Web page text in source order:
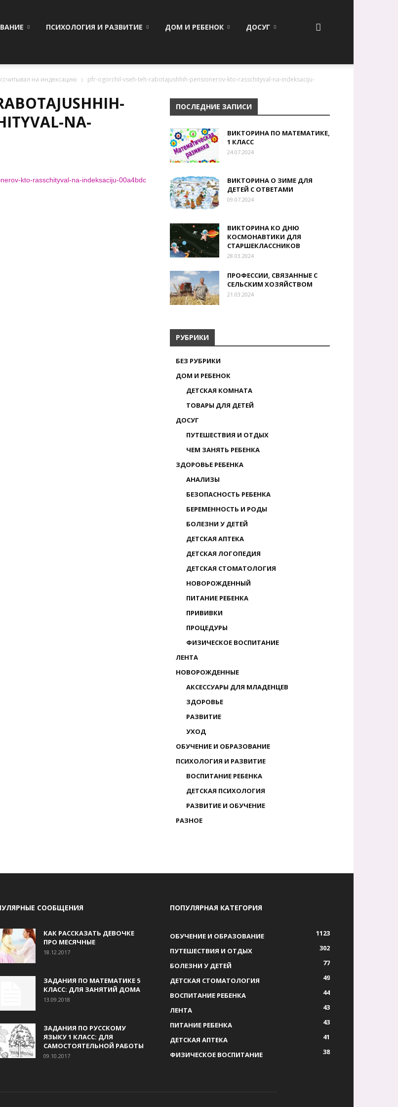
ПСИХОЛОГИЯ И РАЗВИТИЕ ДОМ И РЕБЕНОК ДОСУГ
на индексацию
pfr-ogorchil-vseh-teh-rabotajushhih-pensionerov-kto-rasschityval-na-indeksaciju-
NA-
ПОСЛЕДНИЕ ЗАПИСИ
ВИКТОРИНА ПО МАТЕМАТИКЕ,
1 КЛАСС
24.07.2024
ВИКТОРИНА О ЗИМЕ ДЛЯ
ДЕТЕЙ С ОТВЕТАМИ
09.07.2024
ВИКТОРИНА КО ДНЮ
КОСМОНАВТИКИ ДЛЯ
СТАРШЕКЛАССНИКОВ
28.03.2024
ПРОФЕССИИ, СВЯЗАННЫЕ С
СЕЛЬСКИМ ХОЗЯЙСТВОМ
21.03.2024
РУБРИКИ
БЕЗ РУБРИКИ
ДОМ И РЕБЕНОК
ДЕТСКАЯ КОМНАТА
ТОВАРЫ ДЛЯ ДЕТЕЙ
ДОСУГ
ПУТЕШЕСТВИЯ И ОТДЫХ
ЧЕМ ЗАНЯТЬ РЕБЕНКА
ЗДОРОВЬЕ РЕБЕНКА
АНАЛИЗЫ
БЕЗОПАСНОСТЬ РЕБЕНКА
БЕРЕМЕННОСТЬ И РОДЫ
БОЛЕЗНИ У ДЕТЕЙ
ДЕТСКАЯ АПТЕКА
ДЕТСКАЯ ЛОГОПЕДИЯ
ДЕТСКАЯ СТОМАТОЛОГИЯ
НОВОРОЖДЕННЫЙ
ПИТАНИЕ РЕБЕНКА
ПРИВИВКИ
ПРОЦЕДУРЫ
ФИЗИЧЕСКОЕ ВОСПИТАНИЕ
ЛЕНТА
НОВОРОЖДЕННЫЕ
АКСЕССУАРЫ ДЛЯ МЛАДЕНЦЕВ
ЗДОРОВЬЕ
РАЗВИТИЕ
УХОД
ОБУЧЕНИЕ И ОБРАЗОВАНИЕ
ПСИХОЛОГИЯ И РАЗВИТИЕ
ВОСПИТАНИЕ РЕБЕНКА
ДЕТСКАЯ ПСИХОЛОГИЯ
РАЗВИТИЕ И ОБУЧЕНИЕ
РАЗНОЕ
СООБЩЕНИЯ
КАК РАССКАЗАТЬ ДЕВОЧКЕ
ПРО МЕСЯЧНЫЕ
18.12.2017
ЗАДАНИЯ ПО МАТЕМАТИКЕ 5
КЛАСС: ДЛЯ ЗАНЯТИЙ ДОМА
13.09.2018
ЗАДАНИЯ ПО РУССКОМУ
ЯЗЫКУ 1 КЛАСС: ДЛЯ
САМОСТОЯТЕЛЬНОЙ РАБОТЫ
09.10.2017
ПОПУЛЯРНАЯ КАТЕГОРИЯ
ОБУЧЕНИЕ И ОБРАЗОВАНИЕ
1123
ПУТЕШЕСТВИЯ И ОТДЫХ
302
БОЛЕЗНИ У ДЕТЕЙ
77
ДЕТСКАЯ СТОМАТОЛОГИЯ
49
ВОСПИТАНИЕ РЕБЕНКА
44
ЛЕНТА
43
ПИТАНИЕ РЕБЕНКА
43
ДЕТСКАЯ АПТЕКА
41
ФИЗИЧЕСКОЕ ВОСПИТАНИЕ
38